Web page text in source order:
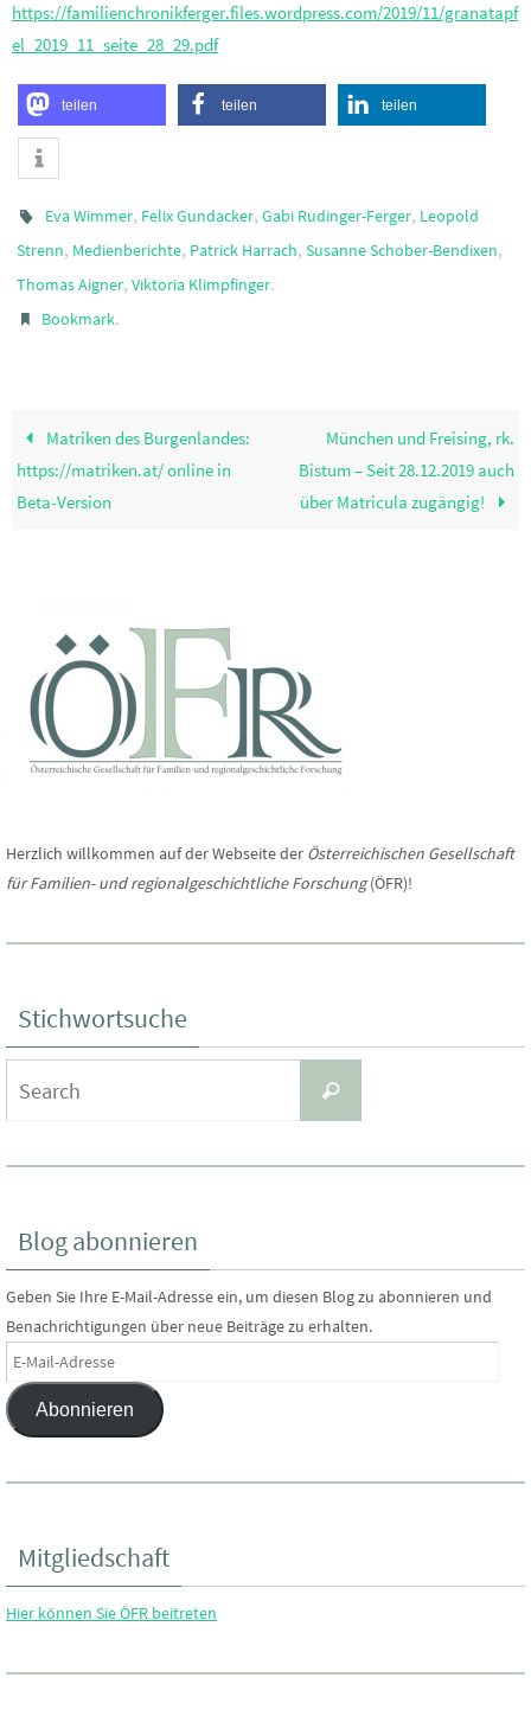
https://familienchronikferger.files.wordpress.com/2019/11/granatapf
el_2019_11_seite_28_29.pdf
teilen teilen teilen
Eva Wimmer, Felix Gundacker,Gabi Rudinger-Ferger, Leopold
Strenn, Medienberichte, Patrick Harrach, Susanne Schober-Bendixen,
Thomas Aigner, Viktoria Klimpfinger.
Bookmark.
Matriken des Burgenlandes:
https://matriken.at/ online in
Beta-Version
München und Freising, rk.
Bistum – Seit 28.12.2019 auch
über Matricula zugängig!
Herzlich willkommen auf der Webseite der Österreichischen Gesellschaft
für Familien- und regionalgeschichtliche Forschung(ÖFR)!
Stichwortsuche
Search
Blog abonnieren
Geben Sie Ihre E-Mail-Adresse ein, um diesen Blog zu abonnieren und
Benachrichtigungen über neue Beiträge zu erhalten.
E-
Mail-
AdresseAbonnieren
Mitgliedschaft
Hier können Sie ÖFR beitreten